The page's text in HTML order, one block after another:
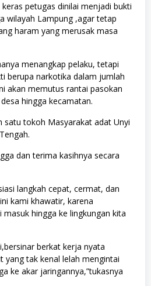
petugas dinilai menjadi bukti
wilayah Lampung ,agar tetap
haram yang merusak masa
menangkap pelaku, tetapi
berupa narkotika dalam jumlah
akan memutus rantai pasokan
hingga kecamatan.
satu tokoh Masyarakat adat Unyi
dan terima kasihnya secara
langkah cepat, cermat, dan
kami khawatir, karena
hingga ke lingkungan kita
berkat kerja nyata
yang tak kenal lelah mengintai
ke akar jaringannya,”tukasnya